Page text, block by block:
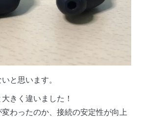
と思います。
きく違いました！
わったのか、接続の安定性が向上